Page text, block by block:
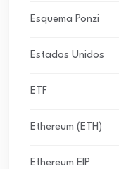
Esquema Ponzi
Estados Unidos
ETF
Ethereum (ETH)
Ethereum EIP